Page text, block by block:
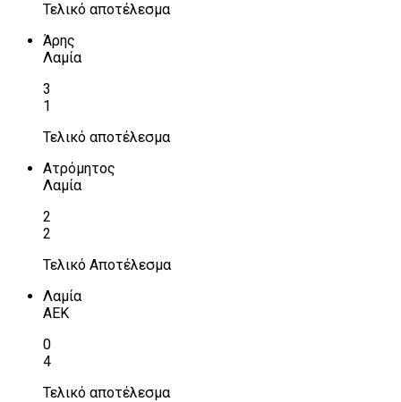
Τελικό αποτέλεσμα
Άρης
Λαμία
3
1
Τελικό αποτέλεσμα
Ατρόμητος
Λαμία
2
2
Τελικό Αποτέλεσμα
Λαμία
ΑΕΚ
0
4
Τελικό αποτέλεσμα